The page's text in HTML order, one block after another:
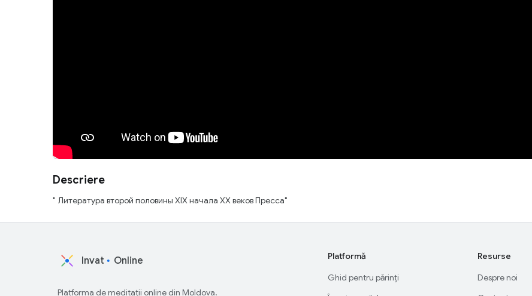
Descriere
" Литература второй половины XIX начала XX веков Пресса"
Invat Online
Platforma de meditații online din Moldova.
Platformă
Ghid pentru părinți
Resurse
Despre noi